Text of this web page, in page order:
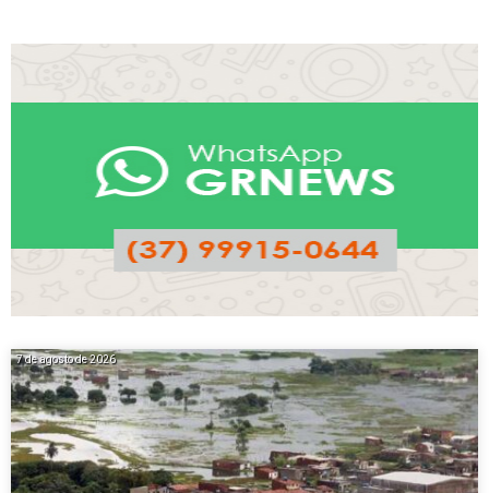
7 de agosto de 2026